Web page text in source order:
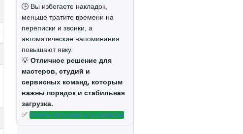
🕒 Вы избегаете накладок,
меньше тратите времени на
переписки и звонки, а
автоматические напоминания
повышают явку.
💡 Отличное решение для
мастеров, студий и
сервисных команд, которым
важны порядок и стабильная
загрузка.
✅ Начать пользоваться сервисом